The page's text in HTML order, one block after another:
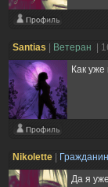
Santias Ветеран
|
Как
Nikolette
Да я